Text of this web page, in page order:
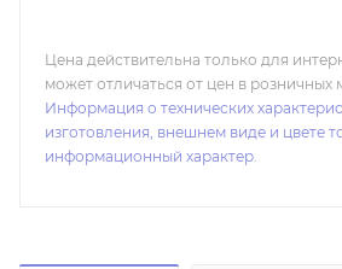
Цена действительна только для
может отличаться от цен в розничных
Информация о технических
изготовления, внешнем виде и цвете
информационный характер.